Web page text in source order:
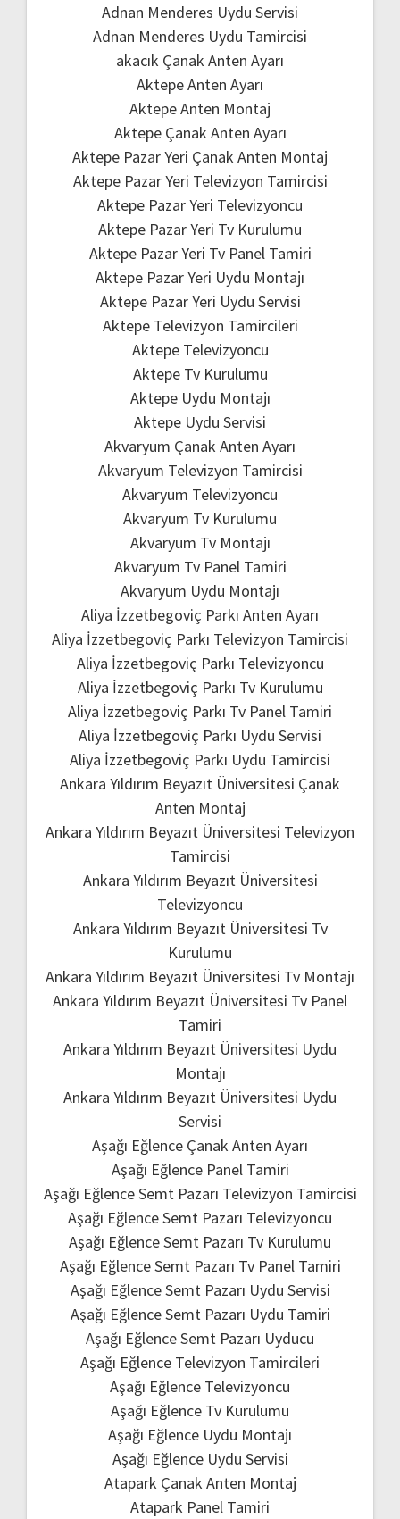
Adnan Menderes Uydu Servisi
Adnan Menderes Uydu Tamircisi
akacık Çanak Anten Ayarı
Aktepe Anten Ayarı
Aktepe Anten Montaj
Aktepe Çanak Anten Ayarı
Aktepe Pazar Yeri Çanak Anten Montaj
Aktepe Pazar Yeri Televizyon Tamircisi
Aktepe Pazar Yeri Televizyoncu
Aktepe Pazar Yeri Tv Kurulumu
Aktepe Pazar Yeri Tv Panel Tamiri
Aktepe Pazar Yeri Uydu Montajı
Aktepe Pazar Yeri Uydu Servisi
Aktepe Televizyon Tamircileri
Aktepe Televizyoncu
Aktepe Tv Kurulumu
Aktepe Uydu Montajı
Aktepe Uydu Servisi
Akvaryum Çanak Anten Ayarı
Akvaryum Televizyon Tamircisi
Akvaryum Televizyoncu
Akvaryum Tv Kurulumu
Akvaryum Tv Montajı
Akvaryum Tv Panel Tamiri
Akvaryum Uydu Montajı
Aliya İzzetbegoviç Parkı Anten Ayarı
Aliya İzzetbegoviç Parkı Televizyon Tamircisi
Aliya İzzetbegoviç Parkı Televizyoncu
Aliya İzzetbegoviç Parkı Tv Kurulumu
Aliya İzzetbegoviç Parkı Tv Panel Tamiri
Aliya İzzetbegoviç Parkı Uydu Servisi
Aliya İzzetbegoviç Parkı Uydu Tamircisi
Ankara Yıldırım Beyazıt Üniversitesi Çanak
Anten Montaj
Ankara Yıldırım Beyazıt Üniversitesi Televizyon
Tamircisi
Ankara Yıldırım Beyazıt Üniversitesi
Televizyoncu
Ankara Yıldırım Beyazıt Üniversitesi Tv
Kurulumu
Ankara Yıldırım Beyazıt Üniversitesi Tv Montajı
Ankara Yıldırım Beyazıt Üniversitesi Tv Panel
Tamiri
Ankara Yıldırım Beyazıt Üniversitesi Uydu
Montajı
Ankara Yıldırım Beyazıt Üniversitesi Uydu
Servisi
Aşağı Eğlence Çanak Anten Ayarı
Aşağı Eğlence Panel Tamiri
Aşağı Eğlence Semt Pazarı Televizyon Tamircisi
Aşağı Eğlence Semt Pazarı Televizyoncu
Aşağı Eğlence Semt Pazarı Tv Kurulumu
Aşağı Eğlence Semt Pazarı Tv Panel Tamiri
Aşağı Eğlence Semt Pazarı Uydu Servisi
Aşağı Eğlence Semt Pazarı Uydu Tamiri
Aşağı Eğlence Semt Pazarı Uyducu
Aşağı Eğlence Televizyon Tamircileri
Aşağı Eğlence Televizyoncu
Aşağı Eğlence Tv Kurulumu
Aşağı Eğlence Uydu Montajı
Aşağı Eğlence Uydu Servisi
Atapark Çanak Anten Montaj
Atapark Panel Tamiri